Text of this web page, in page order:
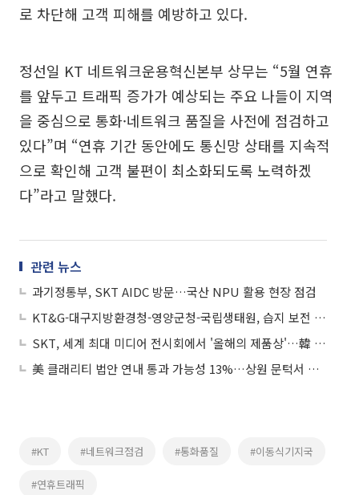
로 차단해 고객 피해를 예방하고 있다.
정선일 KT 네트워크운용혁신본부 상무는 “5월 연휴
를 앞두고 트래픽 증가가 예상되는 주요 나들이 지역
을 중심으로 통화·네트워크 품질을 사전에 점검하고
있다”며 “연휴 기간 동안에도 통신망 상태를 지속적
으로 확인해 고객 불편이 최소화되도록 노력하겠
다”라고 말했다.
관련 뉴스
과기정통부, SKT AIDC 방문…국산 NPU 활용 현장 점검
KT&G-대구지방환경청-영양군청-국립생태원, 습지 보전 MOU
SKT, 세계 최대 미디어 전시회에서 '올해의 제품상'…韓 기업 유일 수상
美 클래리티 법안 연내 통과 가능성 13%…상원 문턱서 제동
#KT #네트워크점검 #통화품질 #이동식기지국
#연휴트래픽